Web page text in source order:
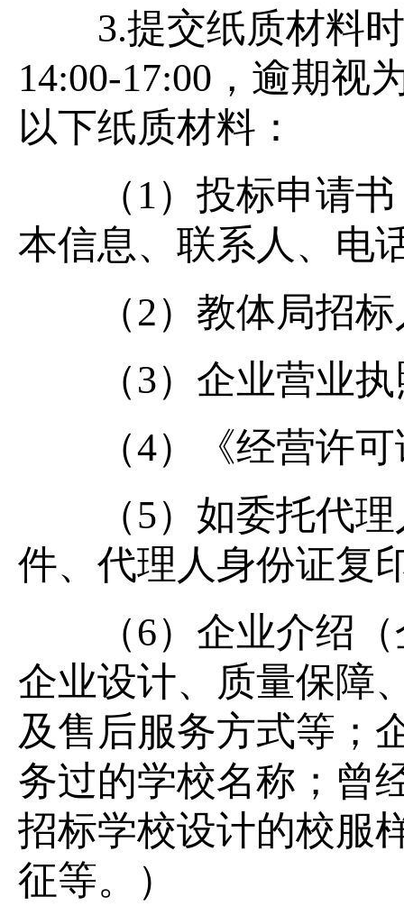
3.提交纸质材料时
14:00-17:00，逾期视
以下纸质材料：
（1）投标申请书
本信息、联系人、电
（2）教体局招标
（3）企业营业执
（4）《经营许可
（5）如委托代理
件、代理人身份证复
（6）企业介绍（
企业设计、质量保障
及售后服务方式等；
务过的学校名称；曾
招标学校设计的校服
征等。）